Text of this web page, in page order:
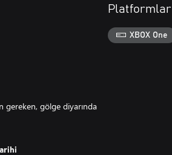
gereken, gölge diyarında
Platformlar
XBOX One